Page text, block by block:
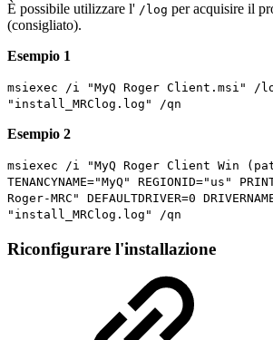
È possibile utilizzare l' /log per acquisire il
(consigliato).
Esempio 1
msiexec /i "MyQ Roger Client.msi" /
"install_MRClog.log" /qn
Esempio 2
msiexec /i "MyQ Roger Client Win
TENANCYNAME="MyQ" REGIONID="us"
Roger-MRC" DEFAULTDRIVER=0
"install_MRClog.log" /qn
Riconfigurare l'installazione